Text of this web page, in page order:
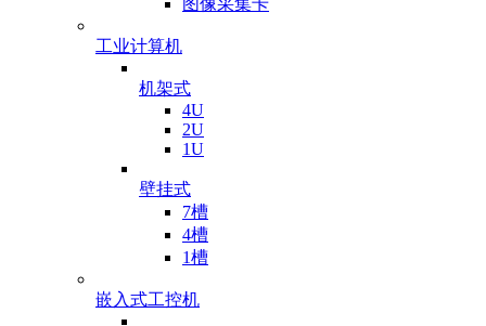
工业计算机
机架式
4U
2U
1U
壁挂式
7槽
4槽
1槽
嵌入式工控机